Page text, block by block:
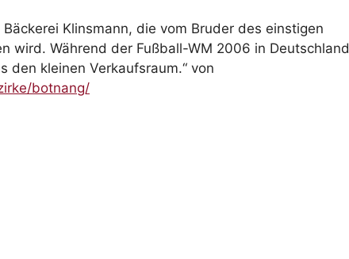
Klinsmann, die vom Bruder des einstigen
wird. Während der Fußball-WM 2006 in Deutschland
den kleinen Verkaufsraum.“ von
botnang/